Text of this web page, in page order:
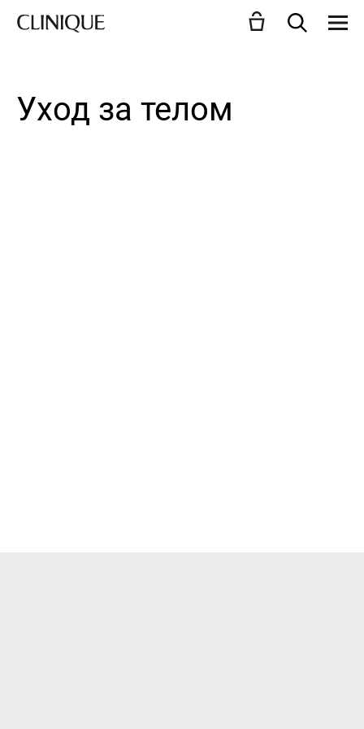
Уход за телом